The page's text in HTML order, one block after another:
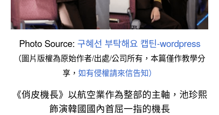
Photo Source: 구혜선 부탁해요 캡틴-wordpress
（圖片版權為原始作者/出處/公司所有，本篇僅作教學分
享， 如有侵權請來信告知）
《俏皮機長》以航空業作為整部的主軸，池珍熙
飾演韓國國內首屈一指的機長